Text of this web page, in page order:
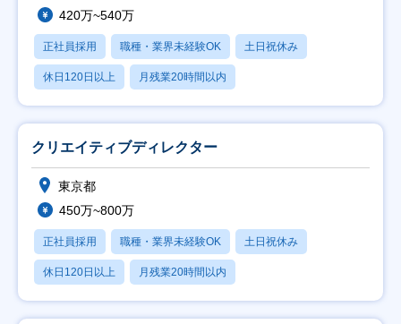
420万~540万
正社員採用 職種・業界未経験OK 土日祝休み
休日120日以上 月残業20時間以内
クリエイティブディレクター
東京都
450万~800万
正社員採用 職種・業界未経験OK 土日祝休み
休日120日以上 月残業20時間以内